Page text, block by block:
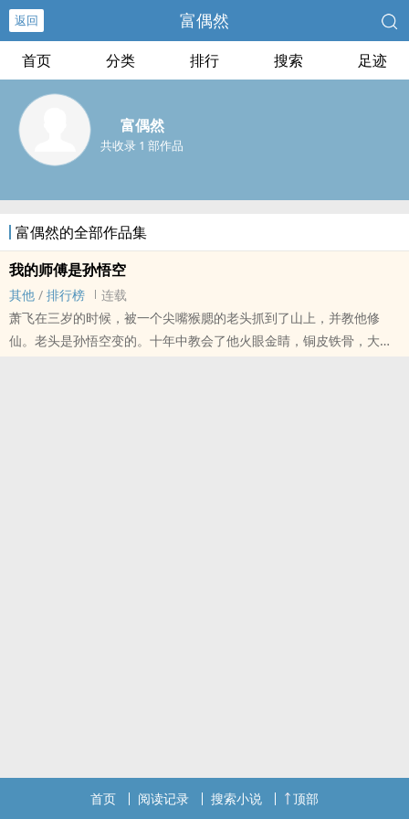
返回 富偶然
首页 分类 排行 搜索 足迹
富偶然
共收录 1 部作品
富偶然的全部作品集
我的师傅是孙悟空
其他 / 排行榜
连载
萧飞在三岁的时候，被一个尖嘴猴腮的老头抓到了山上，并教他修
仙。老头是孙悟空变的。十年中教会了他火眼金睛，铜皮铁骨，大品
首页 阅读记录 搜索小说 顶部